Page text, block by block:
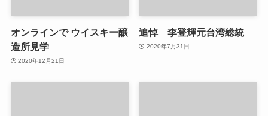
オンラインで ウイスキー醸
造所見学
2020年12月21日
追悼 李登輝元台湾総統
2020年7月31日